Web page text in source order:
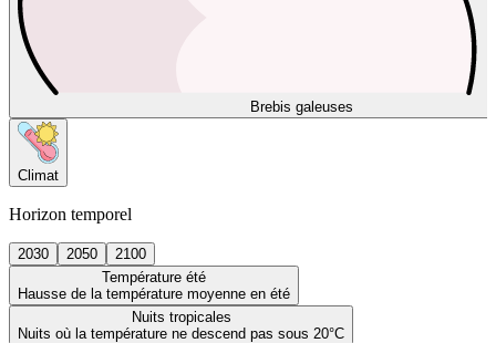
Brebis galeuses
Climat
Horizon temporel
2030 2050
2100
Température été
Hausse de la température moyenne en été
Nuits tropicales
Nuits où la température ne descend pas sous 20°C